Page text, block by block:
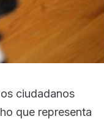
ciudadanos
que representa